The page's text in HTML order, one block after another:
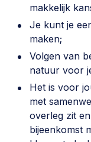
makkelijk
Je kunt je
maken;
Volgen van
natuur voor
Het is voor
met
overleg zit
bijeenkomst